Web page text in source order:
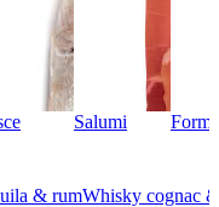
Salumi
& rumWhisky cognac